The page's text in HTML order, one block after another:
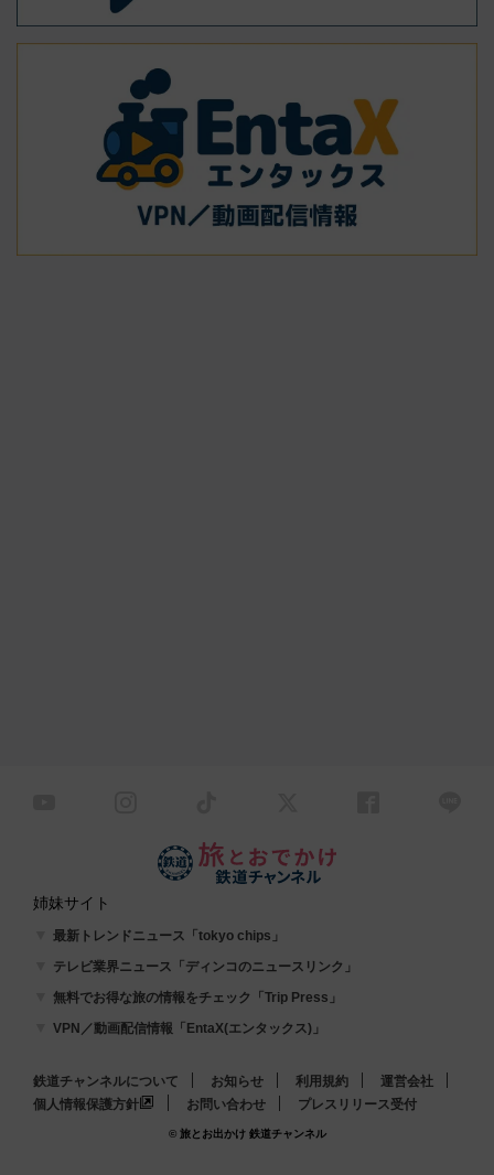
姉妹サイト
最新トレンドニュース「tokyo chips」
テレビ業界ニュース「ディンコのニュースリンク」
無料でお得な旅の情報をチェック「Trip Press」
VPN／動画配信情報「EntaX(エンタックス)」
鉄道チャンネルについて お知らせ 利用規約
運営会社
個人情報保護方針
お問い合わせ プレスリリース受付
© 旅とお出かけ 鉄道チャンネル